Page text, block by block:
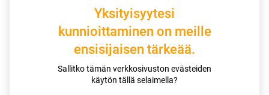
Yksityisyytesi
kunnioittaminen on meille
ensisijaisen tärkeää.
Sallitko tämän verkkosivuston evästeiden
käytön tällä selaimella?